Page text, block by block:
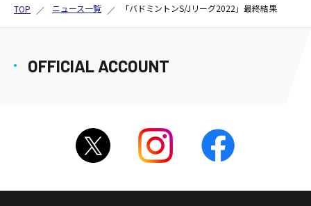
TOP ニュース一覧 「バドミントンS/Jリーグ2022」最終結果
OFFICIAL ACCOUNT